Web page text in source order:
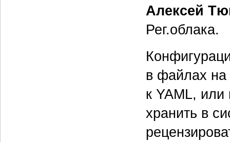
Алексей
Рег.облака.
в файлах на
к YAML,
хранить в